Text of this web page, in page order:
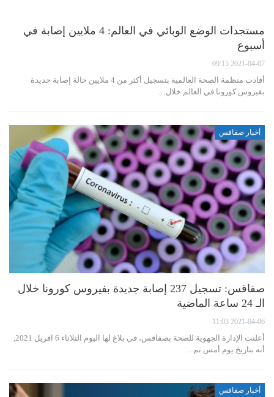
مستجدات الوضع الوبائي في العالم: 4 ملايين إصابة في
أسبوع
2021-04-07 09:15
أفادت منظمة الصحة العالمية بتسجيل أكثر من 4 ملايين حالة إصابة جديدة
بفيروس كورونا في العالم خلال…
أخبار صفاقس
صفاقس: تسجيل 237 إصابة جديدة بفيروس كورونا خلال
الـ 24 ساعة الماضية
2021-04-06 11:03
أعلنت الإدارة الجهوية للصحة بصفاقس، في بلاغ لها اليوم الثلاثاء 6 افريل 2021,
أنه بتاريخ يوم أمس تم…
أخبار صفاقس